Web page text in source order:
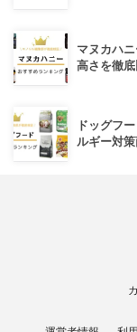
マヌカハ
高さを徹
ドッグフ
ルギー対